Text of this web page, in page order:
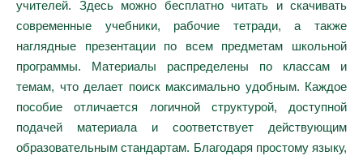
учителей. Здесь можно бесплатно читать и скачивать
современные учебники, рабочие тетради, а также
наглядные презентации по всем предметам школьной
программы. Материалы распределены по классам и
темам, что делает поиск максимально удобным. Каждое
пособие отличается логичной структурой, доступной
подачей материала и соответствует действующим
образовательным стандартам. Благодаря простому языку,